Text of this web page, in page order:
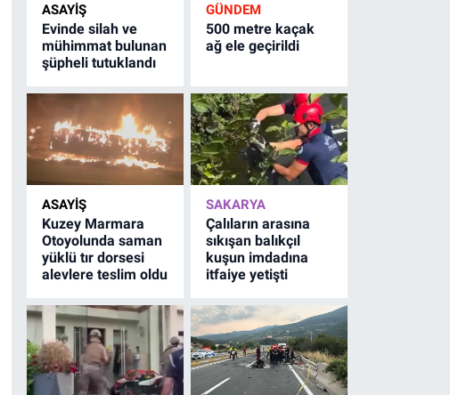
ASAYİŞ
Evinde silah ve
mühimmat bulunan
şüpheli tutuklandı
GÜNDEM
500 metre kaçak
ağ ele geçirildi
ASAYİŞ
Kuzey Marmara
Otoyolunda saman
yüklü tır dorsesi
alevlere teslim oldu
SAKARYA
Çalıların arasına
sıkışan balıkçıl
kuşun imdadına
itfaiye yetişti